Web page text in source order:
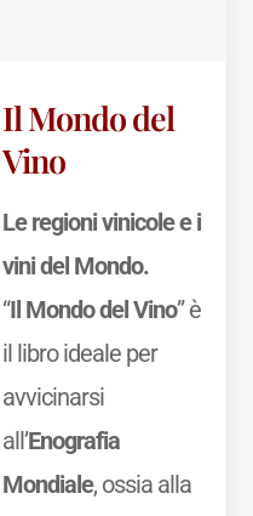
Il Mondo del
Vino
Le regioni vinicole e i
vini del Mondo.
“Il Mondo del Vino” è
il libro ideale per
avvicinarsi
all’Enografia
Mondiale, ossia alla